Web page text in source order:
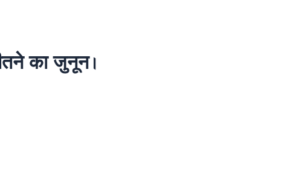
का जुनून।